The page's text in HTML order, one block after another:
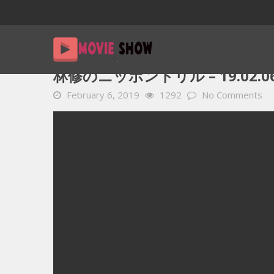
Home
林修のニッポンドリル –
February 6, 2019 1292 No Comments